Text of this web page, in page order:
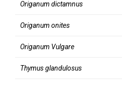
Origanum dictamnus
Origanum onites
Origanum Vulgare
Thymus glandulosus